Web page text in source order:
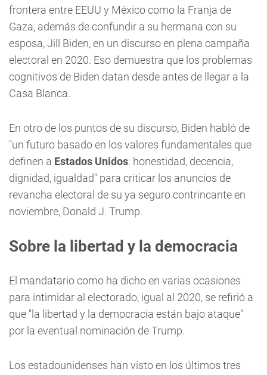
frontera entre EEUU y México como la Franja de
Gaza, además de confundir a su hermana con su
esposa, Jill Biden, en un discurso en plena campaña
electoral en 2020. Eso demuestra que los problemas
cognitivos de Biden datan desde antes de llegar a la
Casa Blanca.
En otro de los puntos de su discurso, Biden habló de
"un futuro basado en los valores fundamentales que
definen a Estados Unidos: honestidad, decencia,
dignidad, igualdad" para criticar los anuncios de
revancha electoral de su ya seguro contrincante en
noviembre, Donald J. Trump.
Sobre la libertad y la democracia
El mandatario como ha dicho en varias ocasiones
para intimidar al electorado, igual al 2020, se refirió a
que "la libertad y la democracia están bajo ataque"
por la eventual nominación de Trump.
Los estadounidenses han visto en los últimos tres